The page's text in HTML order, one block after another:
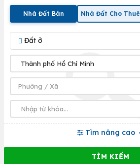
Nhà Đất Bán Nhà Đất Cho Thuê
Đất ở
Tìm nâng cao